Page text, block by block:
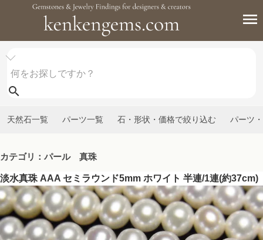
天然石一覧 パーツ一覧 石・形状・価格で絞り込む パーツ
カテゴリ：パール 真珠
淡水真珠 AAA セミラウンド5mm ホワイト 半連/1連(約37cm)